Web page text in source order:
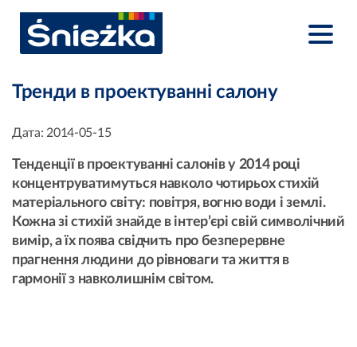
Тренди в проектуванні салону
Дата: 2014-05-15
Тенденції в проектуванні салонів у 2014 році
концентруватимуться навколо чотирьох стихій
матеріального світу: повітря, вогню води і землі.
Кожна зі стихій знайде в інтер’єрі свій символічний
вимір, а їх поява свідчить про безперервне
прагнення людини до рівноваги та життя в
гармонії з навколишнім світом.